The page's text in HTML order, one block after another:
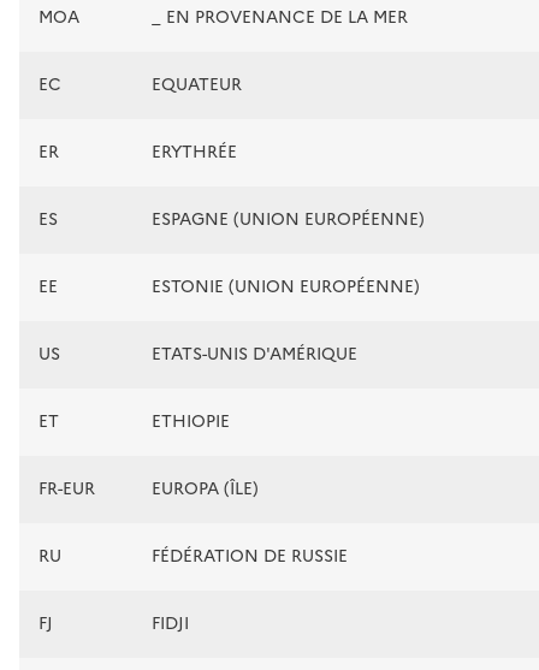
MOA _ EN PROVENANCE DE LA MER
EC EQUATEUR
ER ERYTHRÉE
ES ESPAGNE (UNION EUROPÉENNE)
EE ESTONIE (UNION EUROPÉENNE)
US ETATS-UNIS D'AMÉRIQUE
ET ETHIOPIE
FR-EUR EUROPA (ÎLE)
RU FÉDÉRATION DE RUSSIE
FJ FIDJI